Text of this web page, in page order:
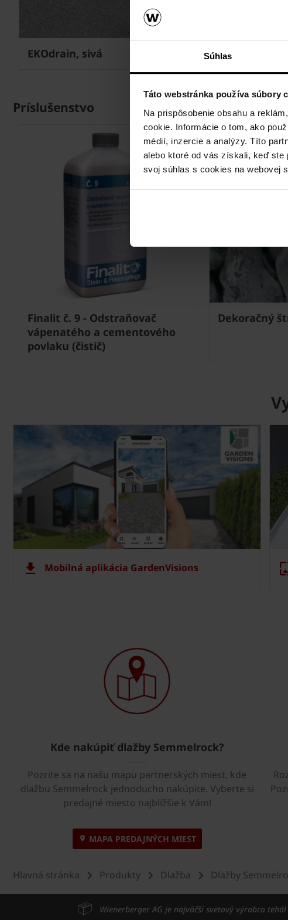
Súhlas
Táto webstránka používa súbory
Na prispôsobenie obsahu a
cookie. Informácie o tom, ako
médií, inzercie a analýzy. Títo
alebo ktoré od vás získali, keď
svoj súhlas s cookies na webovej
EKOdrain, sivá EKOdrain,
Príslušenstvo
Finalit č. 9 - Odstraňovač
vápenatého a cementového
povlaku (čistič)
Dekoračný
Mobilná aplikácia GardenVisions
Kde nakúpiť dlažby Semmelrock?
Pozrite sa na našu mapu partnerských miest, kde
dlažbu Semmelrock jednoducho nakúpite. Vyberte si
predajné miesto najbližšie k Vám!
MAPA PREDAJNÝCH MIEST
Hlavná stránka Produkty Dlažba Dlažby
Wienerberger AG je najväčší svetový výrobca tehál